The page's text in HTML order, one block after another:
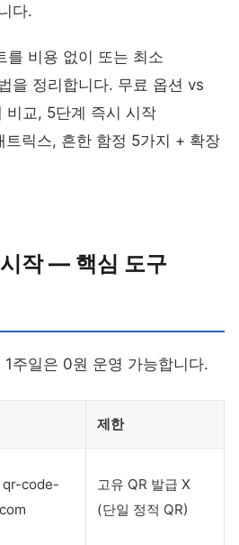
다.
를 비용 없이 또는 최소
을 정리합니다. 무료 옵션 vs
비교, 5단계 즉시 시작
트릭스, 흔한 함정 5가지 + 확장
작 — 핵심 도구
1주일은 0원 운영 가능합니다.
제한
qr-code-
고유 QR 발급 X
(단일 정적 QR)